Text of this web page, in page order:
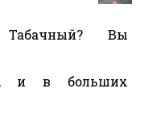
Вы
и в больших